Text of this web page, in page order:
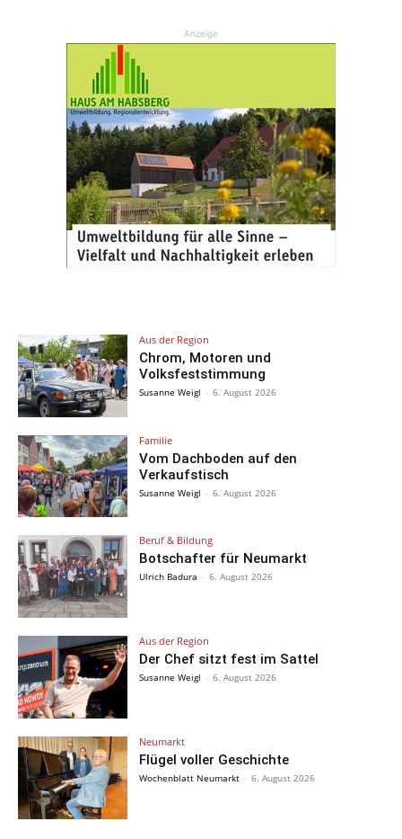
Anzeige
Aus der Region
Chrom, Motoren und
Volksfeststimmung
Susanne Weigl - 6. August 2026
Familie
Vom Dachboden auf den
Verkaufstisch
Susanne Weigl - 6. August 2026
Beruf & Bildung
Botschafter für Neumarkt
Ulrich Badura - 6. August 2026
Aus der Region
Der Chef sitzt fest im Sattel
Susanne Weigl - 6. August 2026
Neumarkt
Flügel voller Geschichte
Wochenblatt Neumarkt - 6. August 2026